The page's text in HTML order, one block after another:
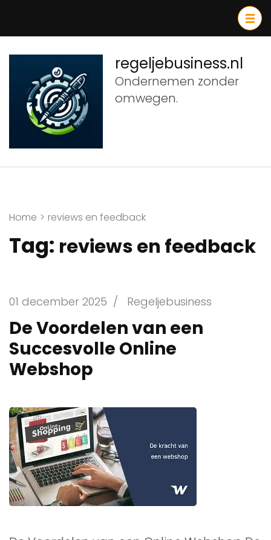
inhoud
(druk
Enter)
regeljebusiness.nl
Ondernemen zonder
omwegen.
Home > reviews en feedback
Tag: reviews en feedback
01 december 2025 / Regeljebusiness
De Voordelen van een
Succesvolle Online
Webshop